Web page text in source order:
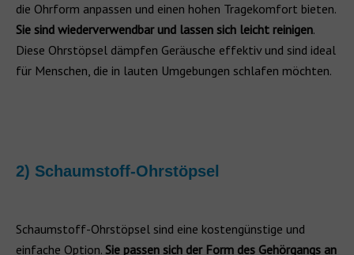
die Ohrform anpassen und einen hohen Tragekomfort bieten.
Sie sind wiederverwendbar und lassen sich leicht reinigen.
Diese Ohrstöpsel dämpfen Geräusche effektiv und sind ideal
für Menschen, die in lauten Umgebungen schlafen möchten.
2) Schaumstoff-Ohrstöpsel
Schaumstoff-Ohrstöpsel sind eine kostengünstige und
einfache Option. Sie passen sich der Form des Gehörgangs an